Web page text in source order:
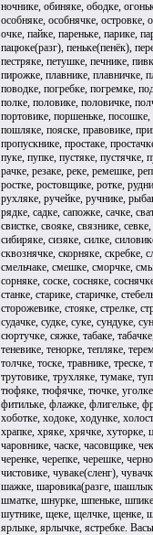
ночнике, обиняке, ободке,
особняке, особнячке, островке,
очке, пайке, пареньке, парике,
пацюке(разг), пеньке(пенёк),
пестряке, петушке, печнике,
пирожке, плавнике, плавничке,
поводке, погребке, погремке,
полке, половике, половичке,
портовике, поршеньке,
пошляке, пояске, правовике,
пропускнике, простаке,
пуке, пупке, пустяке, пустячке,
рачке, резаке, реке, ремешке,
ростке, ростовщике, ротке,
рухляке, ручейке, ручнике,
рядке, садке, сапожке, сачке,
свистке, свояке, связнике,
сибиряке, сизяке, силке,
сквознячке, скорняке, скребке,
смельчаке, смешке, сморчке,
сорняке, соске, сосняке,
станке, старике, старичке,
сторожевике, стояке, стрелке,
судачке, судке, суке, сундуке,
сюртучке, сяжке, табаке,
теневике, тенорке, тепляке,
толчке, тоске, травнике,
трутовике, трухляке, тумаке,
тюфяке, тюфячке, тючке,
фитильке, флажке, флигельке,
хоботке, ходоке, ходунке,
храпке, хряке, хрячке, хуторке,
чаровнике, часке, часовщике,
черенке, черепке, черешке,
чистовике, чуваке(сленг),
шажке, шаровика(разге,
шматке, шнурке, шпеньке,
шутнике, щеке, щелчке, щенке,
ярлыке, ярлычке, ястребке.